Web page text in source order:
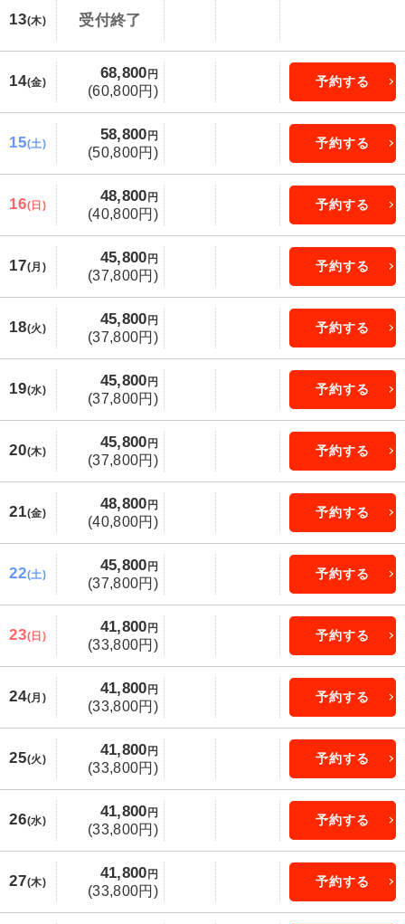
13(木) 受付終了
14(金)
68,800 円
(60,800円)
予約する
15(土)
58,800 円
(50,800円)
予約する
16(日)
48,800 円
(40,800円)
予約する
17(月)
45,800 円
(37,800円)
予約する
18(火)
45,800 円
(37,800円)
予約する
19(水)
45,800 円
(37,800円)
予約する
20(木)
45,800 円
(37,800円)
予約する
21(金)
48,800 円
(40,800円)
予約する
22(土)
45,800 円
(37,800円)
予約する
23(日)
41,800 円
(33,800円)
予約する
24(月)
41,800 円
(33,800円)
予約する
25(火)
41,800 円
(33,800円)
予約する
26(水)
41,800 円
(33,800円)
予約する
27(木)
41,800 円
(33,800円)
予約する